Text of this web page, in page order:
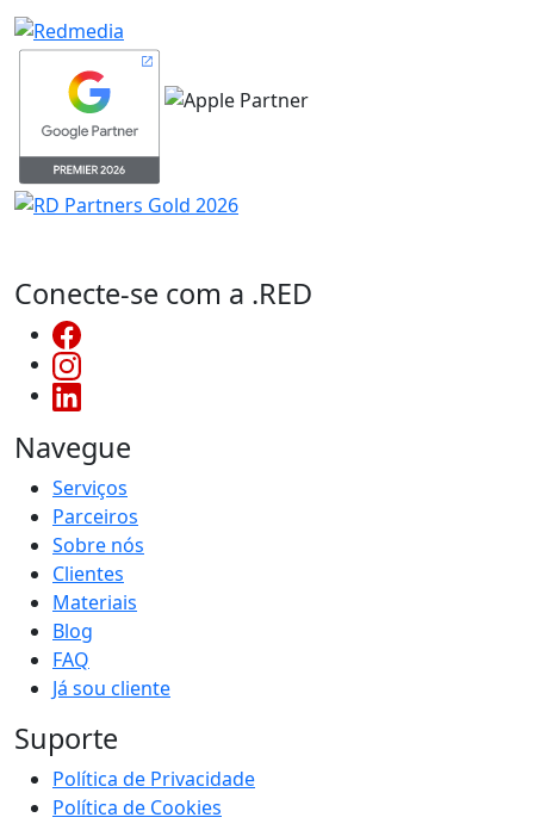
Conecte-se com a .RED
Navegue
Serviços
Parceiros
Sobre nós
Clientes
Materiais
Blog
FAQ
Já sou cliente
Suporte
Política de Privacidade
Política de Cookies